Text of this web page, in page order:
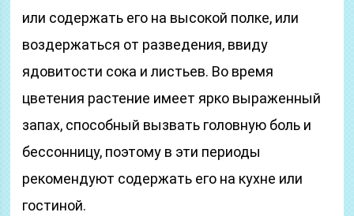
или содержать его на высокой полке, или
воздержаться от разведения, ввиду
ядовитости сока и листьев. Во время
цветения растение имеет ярко выраженный
запах, способный вызвать головную боль и
бессонницу, поэтому в эти периоды
рекомендуют содержать его на кухне или
гостиной.